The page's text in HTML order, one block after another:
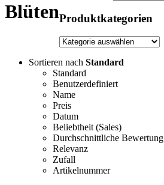
Blüten
Sortieren nach Standard
Standard
Benutzerdefiniert
Name
Preis
Datum
Beliebtheit (Sales)
Durchschnittliche Bewertung
Relevanz
Zufall
Artikelnummer
Produktkategorien